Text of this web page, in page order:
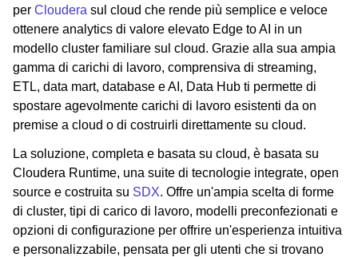
per Cloudera sul cloud che rende più semplice e veloce
ottenere analytics di valore elevato Edge to AI in un
modello cluster familiare sul cloud. Grazie alla sua ampia
gamma di carichi di lavoro, comprensiva di streaming,
ETL, data mart, database e AI, Data Hub ti permette di
spostare agevolmente carichi di lavoro esistenti da on
premise a cloud o di costruirli direttamente su cloud.
La soluzione, completa e basata su cloud, è basata su
Cloudera Runtime, una suite di tecnologie integrate, open
source e costruita su SDX. Offre un'ampia scelta di forme
di cluster, tipi di carico di lavoro, modelli preconfezionati e
opzioni di configurazione per offrire un'esperienza intuitiva
e personalizzabile, pensata per gli utenti che si trovano